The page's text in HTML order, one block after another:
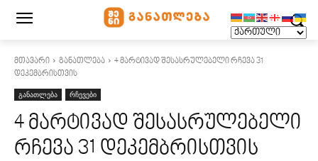
მთავარი განათლება
4 მარტივად შესასრულებელი რჩევა 31
დეკემბრისთვის
განათლება რჩევები
4 მარტივად შესასრულებელი
რჩევა 31 დეკემბრისთვის